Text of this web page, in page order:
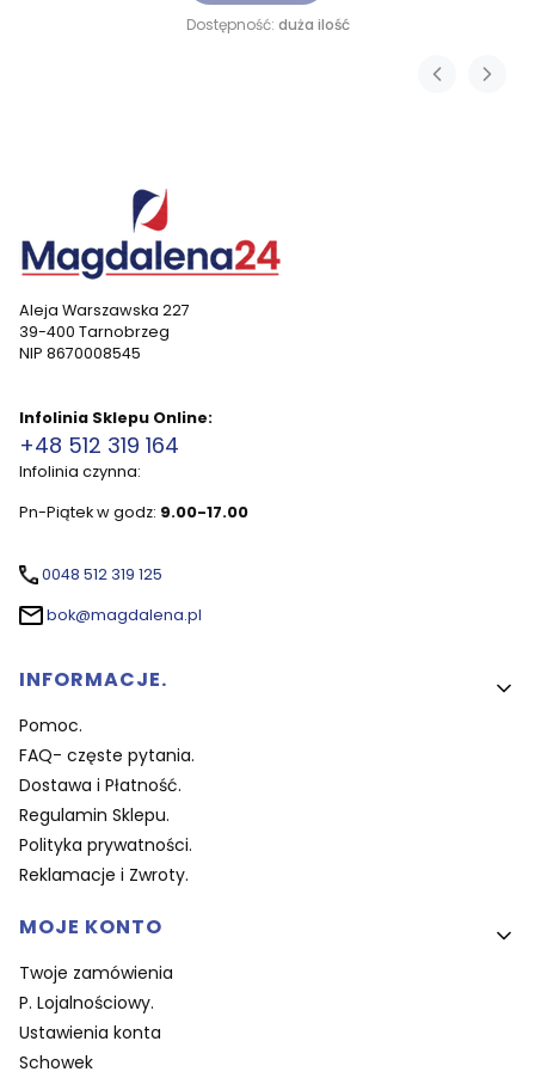
Dostępność: duża ilość
Aleja Warszawska 227
39-400 Tarnobrzeg
NIP 8670008545
Infolinia Sklepu Online:
+48 512 319 164
Infolinia czynna:
Pn-Piątek w godz: 9.00-17.00
0048 512 319 125
bok@magdalena.pl
Linki w stopce
INFORMACJE.
Pomoc.
FAQ- częste pytania.
Dostawa i Płatność.
Regulamin Sklepu.
Polityka prywatności.
Reklamacje i Zwroty.
MOJE KONTO
Twoje zamówienia
P. Lojalnościowy.
Ustawienia konta
Schowek